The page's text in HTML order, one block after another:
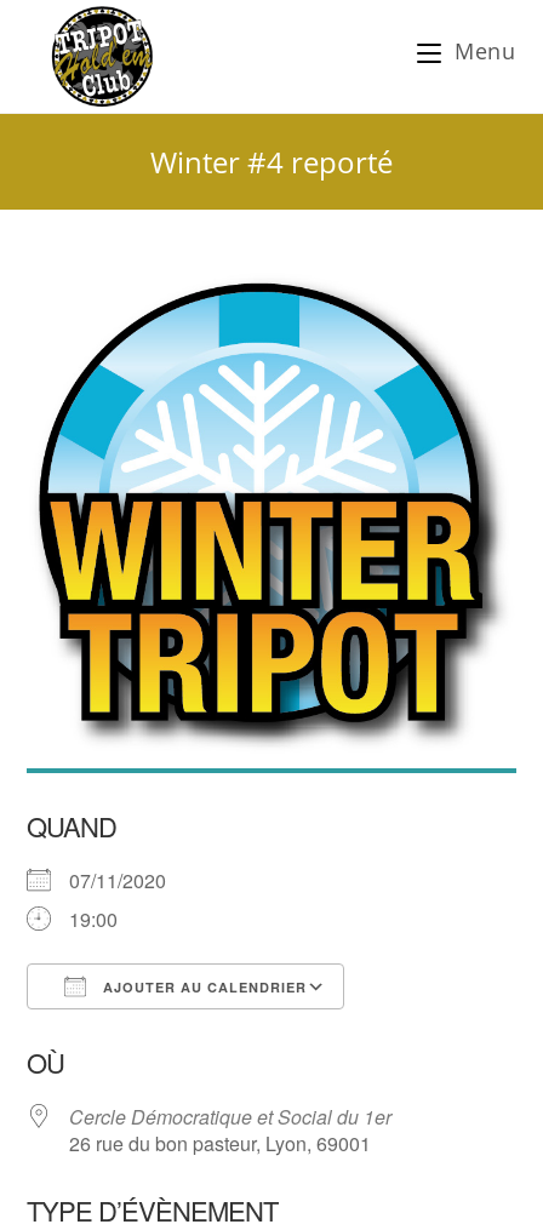
Menu
Winter #4 reporté
QUAND
07/11/2020
19:00
AJOUTER AU CALENDRIER
OÙ
Cercle Démocratique et Social du 1er
26 rue du bon pasteur, Lyon, 69001
TYPE D’ÉVÈNEMENT